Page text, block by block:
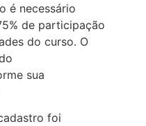
é necessário
de participação
do curso. O
sua
foi